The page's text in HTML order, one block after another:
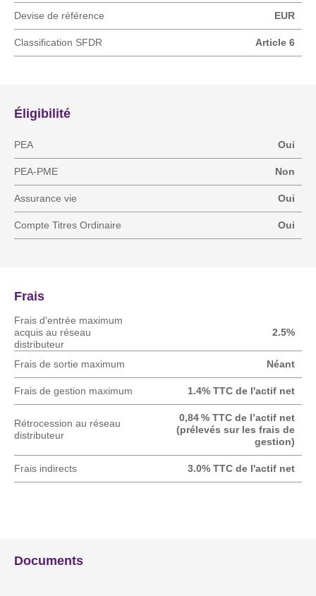
Devise de référence EUR
Classification SFDR Article 6
Éligibilité
PEA Oui
PEA-PME Non
Assurance vie Oui
Compte Titres Ordinaire Oui
Frais
Frais d'entrée maximum
acquis au réseau
distributeur
2.5%
Frais de sortie maximum Néant
Frais de gestion maximum 1.4% TTC de l'actif net
Rétrocession au réseau
distributeur
0,84 % TTC de l’actif net
(prélevés sur les frais de
gestion)
Frais indirects 3.0% TTC de l'actif net
Documents